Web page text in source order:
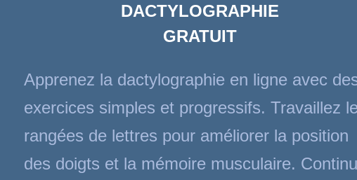
DACTYLOGRAPHIE
GRATUIT
Apprenez la dactylographie en ligne avec
exercices simples et progressifs. Travaillez
rangées de lettres pour améliorer la position
des doigts et la mémoire musculaire.